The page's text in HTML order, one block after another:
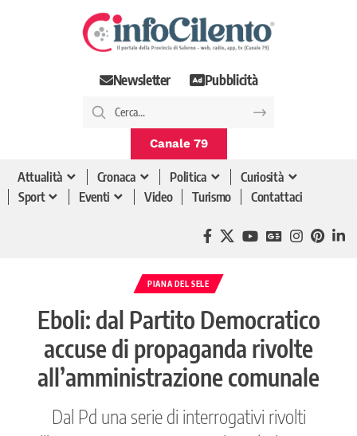
Newsletter Pubblicità
Canale 79
Attualità Cronaca Politica
Curiosità
Sport
Eventi Video Turismo Contattaci
PIANA DEL SELE
Eboli: dal Partito Democratico
accuse di propaganda rivolte
all’amministrazione comunale
Dal Pd una serie di interrogativi rivolti